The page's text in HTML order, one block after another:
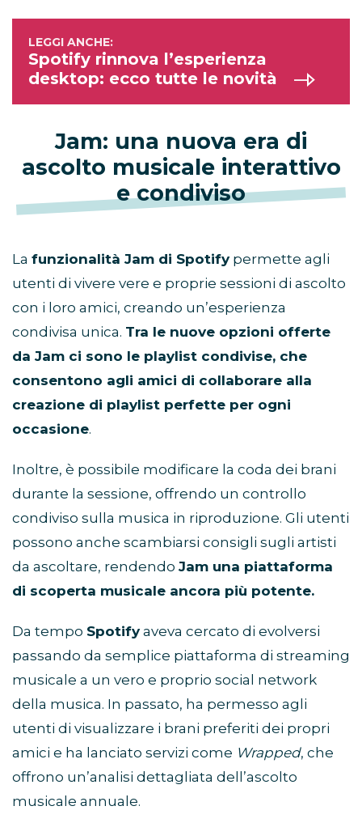
Spotify rinnova l’esperienza
desktop: ecco tutte le novità
Jam: una nuova era di
ascolto musicale interattivo
e condiviso
La funzionalità Jam di Spotifypermette agli
utenti di vivere vere e proprie sessioni di ascolto
con i loro amici, creando un’esperienza
condivisa unica. Tra le nuove opzioni offerte
da Jam ci sono le playlist condivise, che
consentono agli amici di collaborare alla
creazione di playlist perfette per ogni
occasione.
Inoltre, è possibile modificare la coda dei brani
durante la sessione, offrendo un controllo
condiviso sulla musica in riproduzione. Gli utenti
possono anche scambiarsi consigli sugli artisti
da ascoltare, rendendo Jam una piattaforma
di scoperta musicale ancora più potente.
Da tempo Spotifyaveva cercato di evolversi
passando da semplice piattaforma di streaming
musicale a un vero e proprio social network
della musica. In passato, ha permesso agli
utenti di visualizzare i brani preferiti dei propri
amici e ha lanciato servizi come Wrapped, che
offrono un’analisi dettagliata dell’ascolto
musicale annuale.